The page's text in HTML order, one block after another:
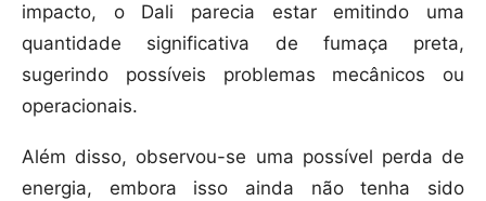
impacto, o Dali parecia estar emitindo uma
quantidade significativa de fumaça preta,
sugerindo possíveis problemas mecânicos ou
operacionais.
Além disso, observou-se uma possível perda de
energia, embora isso ainda não tenha sido